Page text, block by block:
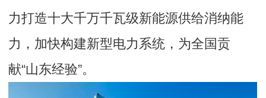
力打造十大千万千瓦级新能源供给消纳能
力，加快构建新型电力系统，为全国贡
献“山东经验”。